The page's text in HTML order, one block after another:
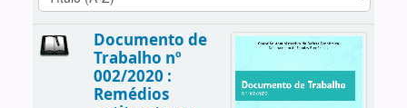
Documento de
Trabalho nº
002/2020 :
Remédios